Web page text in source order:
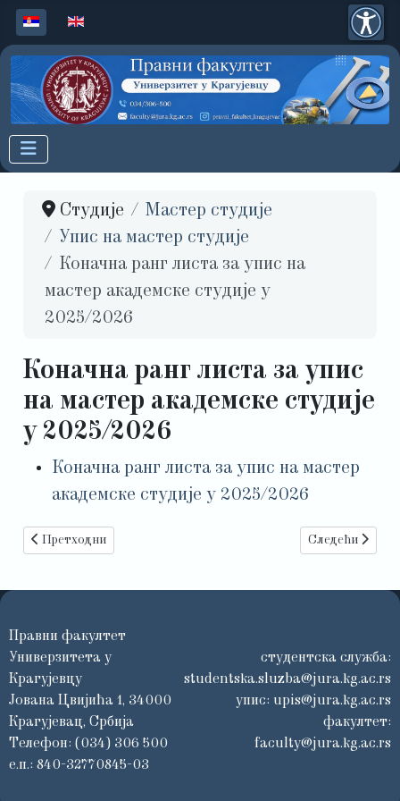
Изаберите ваш језик
Студије
Мастер студије
Упис на мастер студије
Коначна ранг листа за упис на
мастер академске студије у
2025/2026
Коначна ранг листа за упис
на мастер академске студије
у 2025/2026
Коначна ранг листа за упис на мастер
академске студије у 2025/2026
Претходни чланак: УПИС СТУДЕНАТА МАСТЕР
Претходни Следећи
Следећи
Правни факултет
Универзитета у
Крагујевцу
Јована Цвијића 1, 34000
Крагујевац, Србија
Телефон: (034) 306 500
е.п.: 840-32770845-03
студентска служба:
studentska.sluzba@jura.kg.ac.rs
упис: upis@jura.kg.ac.rs
факултет:
faculty@jura.kg.ac.rs